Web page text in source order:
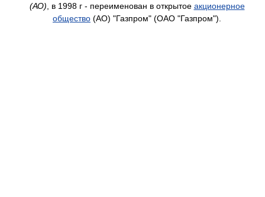
(АО) , в 1998 г - переименован в открытое акционерное
общество (АО) "Газпром" (ОАО "Газпром").